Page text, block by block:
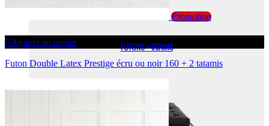
FUTONS + TATAMIS
Promotion
Ajouter au panier
Futon Double Latex Prestige écru ou noir 160 + 2 tatamis